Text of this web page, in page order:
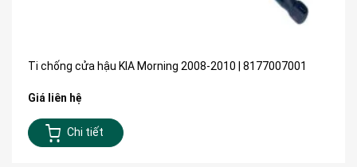
Ti chống cửa hậu KIA Morning 2008-2010 | 8177007001
Giá liên hệ
Chi tiết